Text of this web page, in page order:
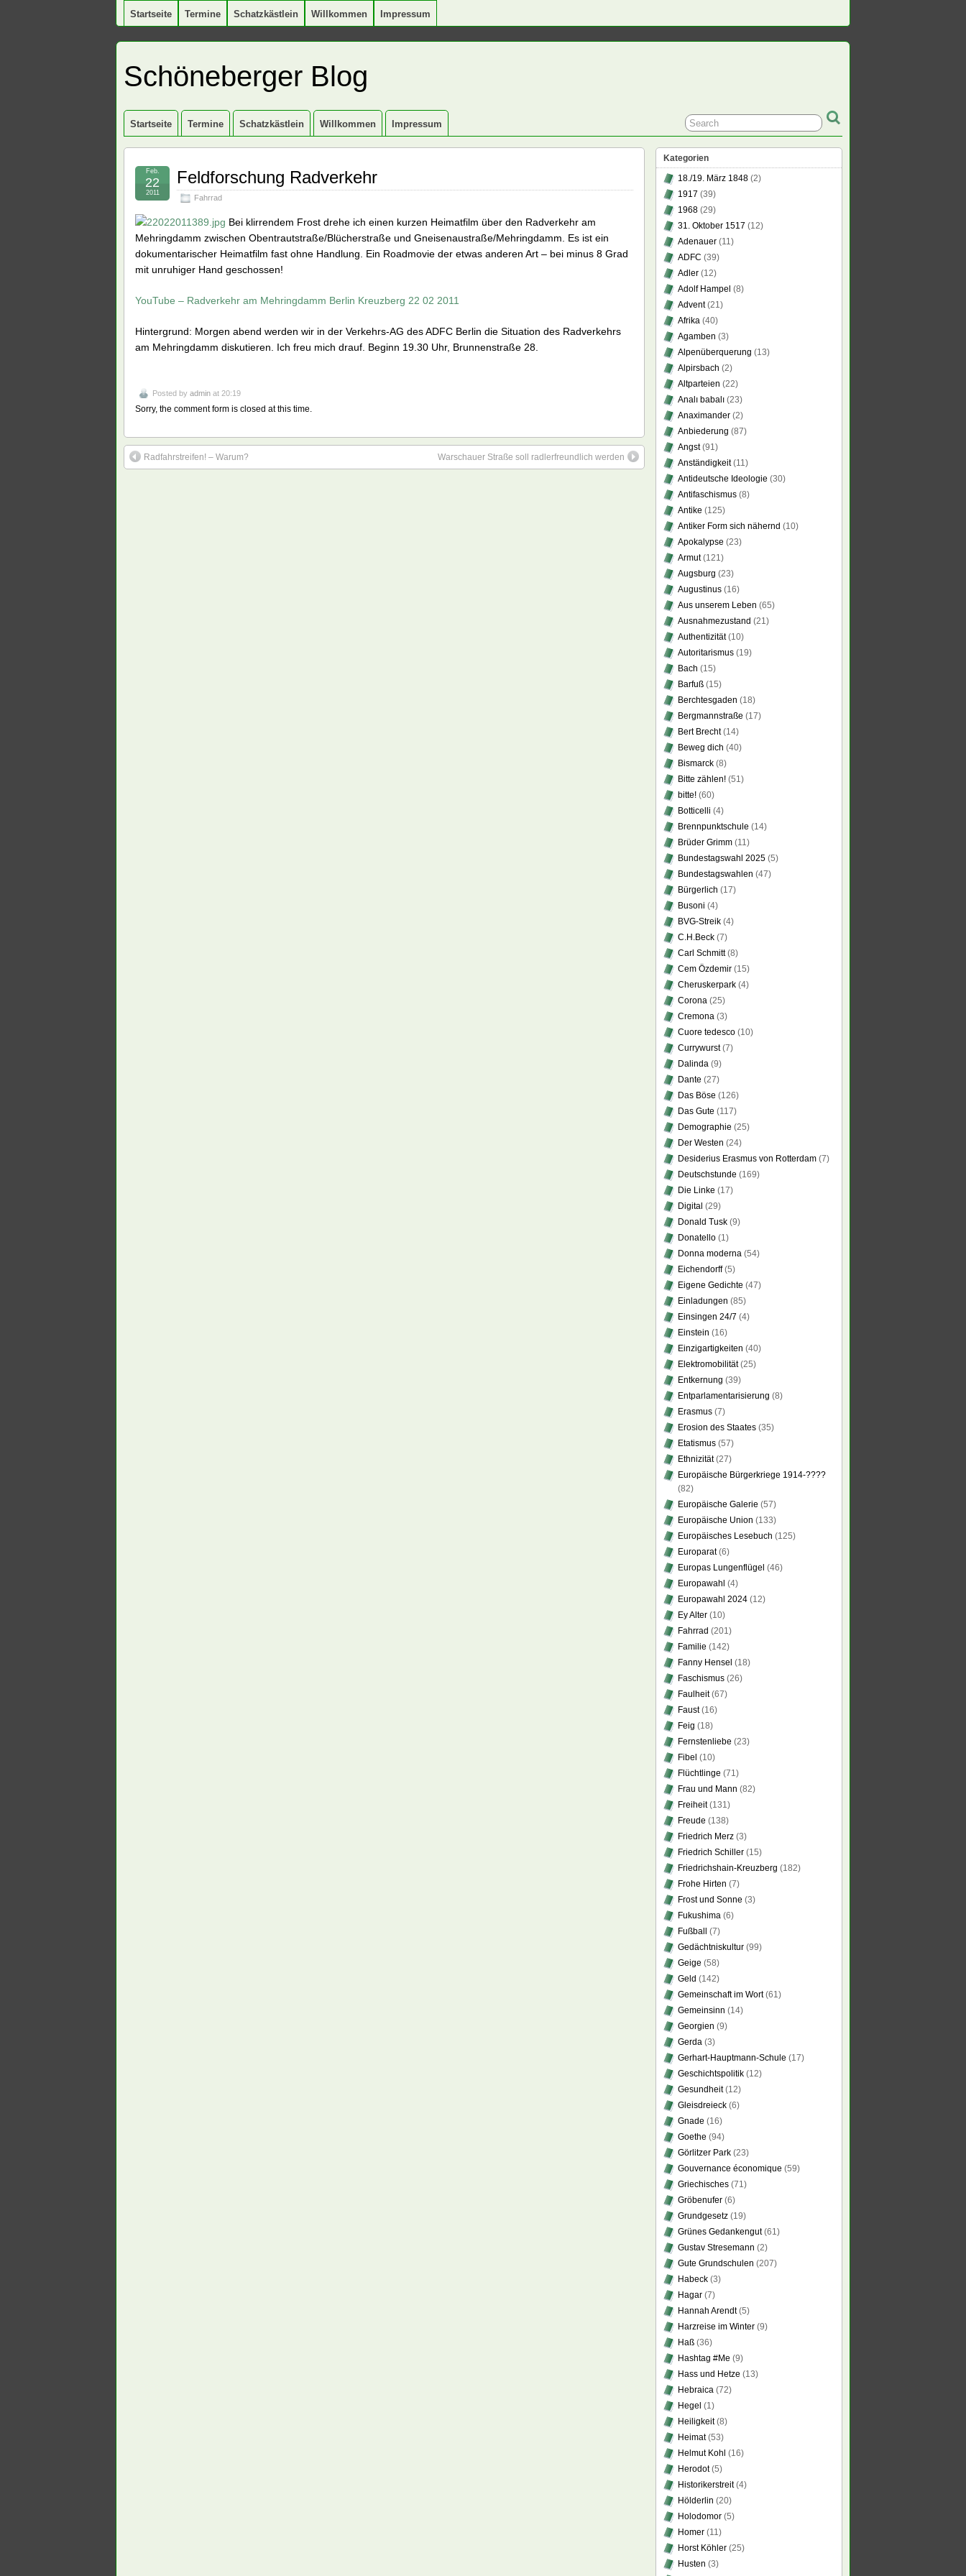
Startseite Termine Schatzkästlein Willkommen Impressum
Schöneberger Blog
Startseite Termine Schatzkästlein Willkommen Impressum
Feldforschung Radverkehr
Fahrrad
Feb.
22
2011
Bei klirrendem Frost drehe ich einen kurzen Heimatfilm über den Radverkehr am
Mehringdamm zwischen Obentrautstraße/Blücherstraße und Gneisenaustraße/Mehringdamm. Es ist ein
dokumentarischer Heimatfilm fast ohne Handlung. Ein Roadmovie der etwas anderen Art – bei minus 8 Grad
mit unruhiger Hand geschossen!
YouTube – Radverkehr am Mehringdamm Berlin Kreuzberg 22 02 2011
Hintergrund: Morgen abend werden wir in der Verkehrs-AG des ADFC Berlin die Situation des Radverkehrs
am Mehringdamm diskutieren. Ich freu mich drauf. Beginn 19.30 Uhr, Brunnenstraße 28.
Posted by admin at 20:19
Sorry, the comment form is closed at this time.
Radfahrstreifen! – Warum? Warschauer Straße soll radlerfreundlich werden
Kategorien
18./19. März 1848 (2)
1917 (39)
1968 (29)
31. Oktober 1517 (12)
Adenauer (11)
ADFC (39)
Adler (12)
Adolf Hampel (8)
Advent(21)
Afrika (40)
Agamben (3)
Alpenüberquerung (13)
Alpirsbach (2)
Altparteien (22)
Analı babalı (23)
Anaximander (2)
Anbiederung (87)
Angst(91)
Anständigkeit(11)
Antideutsche Ideologie (30)
Antifaschismus (8)
Antike (125)
Antiker Form sich nähernd (10)
Apokalypse (23)
Armut(121)
Augsburg (23)
Augustinus (16)
Aus unserem Leben (65)
Ausnahmezustand (21)
Authentizität(10)
Autoritarismus (19)
Bach (15)
Barfuß (15)
Berchtesgaden (18)
Bergmannstraße (17)
Bert Brecht(14)
Beweg dich (40)
Bismarck (8)
Bitte zählen! (51)
bitte! (60)
Botticelli (4)
Brennpunktschule (14)
Brüder Grimm (11)
Bundestagswahl 2025 (5)
Bundestagswahlen (47)
Bürgerlich (17)
Busoni (4)
BVG-Streik (4)
C.H.Beck (7)
Carl Schmitt(8)
Cem Özdemir (15)
Cheruskerpark (4)
Corona (25)
Cremona (3)
Cuore tedesco (10)
Currywurst(7)
Dalinda (9)
Dante (27)
Das Böse (126)
Das Gute (117)
Demographie (25)
Der Westen (24)
Desiderius Erasmus von Rotterdam (7)
Deutschstunde (169)
Die Linke (17)
Digital (29)
Donald Tusk (9)
Donatello (1)
Donna moderna (54)
Eichendorff(5)
Eigene Gedichte (47)
Einladungen (85)
Einsingen 24/7 (4)
Einstein (16)
Einzigartigkeiten (40)
Elektromobilität(25)
Entkernung (39)
Entparlamentarisierung (8)
Erasmus (7)
Erosion des Staates (35)
Etatismus (57)
Ethnizität(27)
Europäische Bürgerkriege 1914-????
(82)
Europäische Galerie (57)
Europäische Union (133)
Europäisches Lesebuch (125)
Europarat(6)
Europas Lungenflügel (46)
Europawahl (4)
Europawahl 2024 (12)
Ey Alter (10)
Fahrrad (201)
Familie (142)
Fanny Hensel (18)
Faschismus (26)
Faulheit(67)
Faust(16)
Feig (18)
Fernstenliebe (23)
Fibel (10)
Flüchtlinge (71)
Frau und Mann (82)
Freiheit(131)
Freude (138)
Friedrich Merz (3)
Friedrich Schiller (15)
Friedrichshain-Kreuzberg (182)
Frohe Hirten (7)
Frost und Sonne (3)
Fukushima (6)
Fußball
(7)
Gedächtniskultur (99)
Geige (58)
Geld (142)
Gemeinschaft im Wort(61)
Gemeinsinn (14)
Georgien (9)
Gerda (3)
Gerhart-Hauptmann-Schule (17)
Geschichtspolitik (12)
Gesundheit(12)
Gleisdreieck (6)
Gnade (16)
Goethe (94)
Görlitzer Park (23)
Gouvernance économique (59)
Griechisches (71)
Gröbenufer (6)
Grundgesetz (19)
Grünes Gedankengut(61)
Gustav Stresemann (2)
Gute Grundschulen (207)
Habeck (3)
Hagar (7)
Hannah Arendt(5)
Harzreise im Winter (9)
Haß (36)
Hashtag #Me (9)
Hass und Hetze (13)
Hebraica (72)
Hegel (1)
Heiligkeit(8)
Heimat(53)
Helmut Kohl (16)
Herodot(5)
Historikerstreit(4)
Hölderlin (20)
Holodomor (5)
Homer (11)
Horst Köhler (25)
Husten (3)